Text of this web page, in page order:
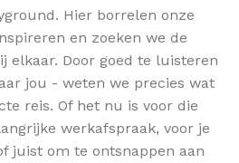
Hier borrelen onze
en zoeken we de
elkaar. Door goed te luisteren
jou - weten we precies wat
reis. Of het nu is voor die
werkafspraak, voor je
juist om te ontsnappen aan